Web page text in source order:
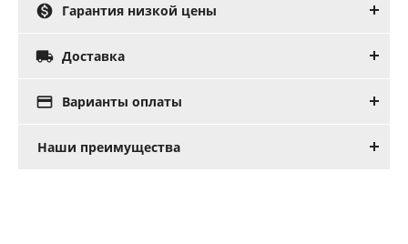
 Гарантия низкой цены
 Доставка
 Варианты оплаты
Наши преимущества